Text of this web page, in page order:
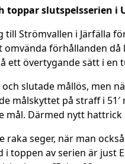
toppar slutspelsserien i
till Strömvallen i Järfälla
förhållanden
ett övertygande sätt i
slutade mållös, men
målskyttet på straff i
Därmed nytt
seger, när man
toppen av serien är